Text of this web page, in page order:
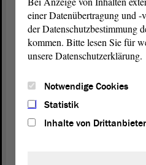
unbürokratisch gefördert werden
Sharingmodelle seien vielleicht der
aber die Fahrrad-Infrastruktur in
„Wir brauchen eine geeignete
diesem Verkehrsminister, der zum
sprechen will, werden wir das nicht
Umweltpolitik mit
einer Datenübertragung und -
der Datenschutzbestimmung
kommen. Bitte lesen Sie für
unsere Datenschutzerklärung.
Notwendige Cookies
Statistik
Inhalte von